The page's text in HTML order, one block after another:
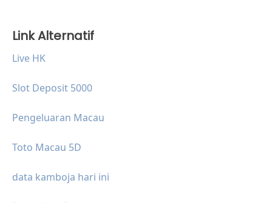
Link Alternatif
Live HK
Slot Deposit 5000
Pengeluaran Macau
Toto Macau 5D
data kamboja hari ini